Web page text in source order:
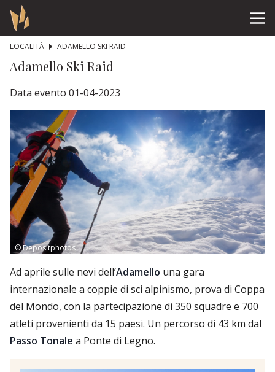
LOCALITÀ ADAMELLO SKI RAID
Adamello Ski Raid
Data evento 01-04-2023
© Depositphotos
Ad aprile sulle nevi dell’Adamello una gara
internazionale a coppie di sci alpinismo, prova di Coppa
del Mondo, con la partecipazione di 350 squadre e 700
atleti provenienti da 15 paesi. Un percorso di 43 km dal
Passo Tonale a Ponte di Legno.